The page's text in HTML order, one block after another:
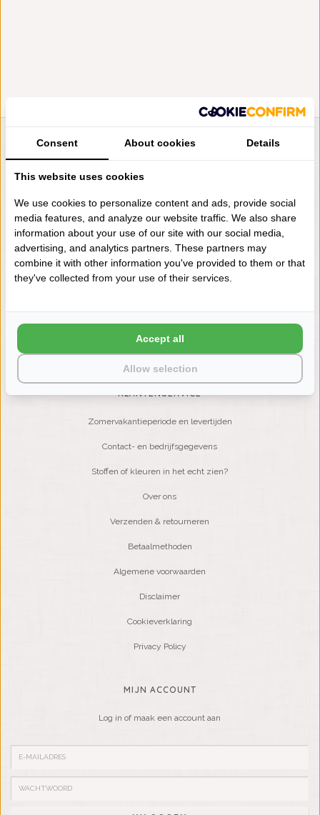
LIENSLINNENWINKEL.NL
VRAGEN? BEL DAN
NIEUWSBRIEF
Wilt u op de hoogte blijven?
Word lid van onze mailinglijst:
KLANTENSERVICE
Zomervakantieperiode en levertijden
Contact- en bedrijfsgegevens
Stoffen of kleuren in het echt zien?
Over ons
Verzenden & retourneren
Betaalmethoden
Algemene voorwaarden
Disclaimer
Cookieverklaring
Privacy Policy
MIJN ACCOUNT
Log in of maak een account aan
Consent About cookies Details
This website uses cookies
We use cookies to personalize content and ads, provide social
media features, and analyze our website traffic. We also share
information about your use of our site with our social media,
advertising, and analytics partners. These partners may
combine it with other information you've provided to them or that
they've collected from your use of their services.
Allow selection
Accept all